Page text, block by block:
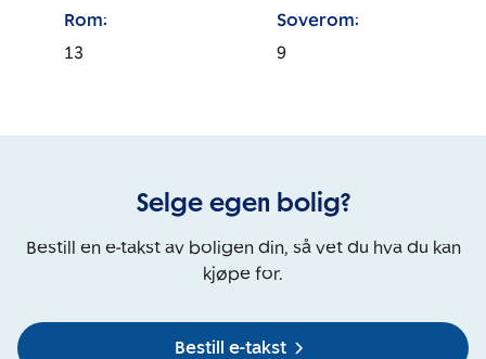
Rom:
13
Soverom:
9
Selge egen bolig?
Bestill en e-takst av boligen din, så vet du hva du kan
kjøpe for.
Bestill e-takst